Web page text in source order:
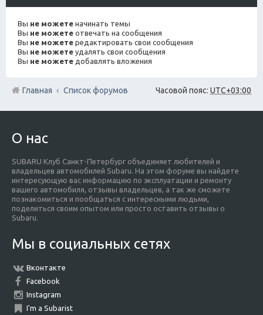
Вы не можете начинать темы
Вы не можете отвечать на сообщения
Вы не можете редактировать свои сообщения
Вы не можете удалять свои сообщения
Вы не можете добавлять вложения
Часовой пояс: UTC+03:00
Главная Список форумов
О нас
SUBARU Клуб Санкт-Петербург объединяет любителей и
владельцев автомобилей Subaru. На этом форуме вы найдете
интересующую вас информацию по эксплуатации и ремонту
вашего автомобиля, отзывы владельцев, а так же сможете
познакомиться и пообщаться с интересными людьми,
поделиться своим опытом или просто оставить отзывы о
Subaru.
Мы в социальных сетях
Вконтакте
Facebook
Instagram
I'm a Subarist